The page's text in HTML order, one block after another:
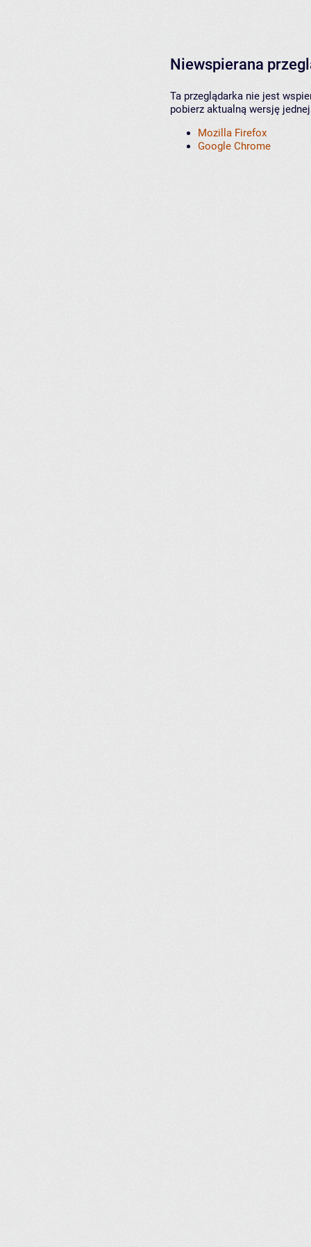
Niewspierana
Ta przeglądarka nie jest
pobierz aktualną wersję
Mozilla Firefox
Google Chrome